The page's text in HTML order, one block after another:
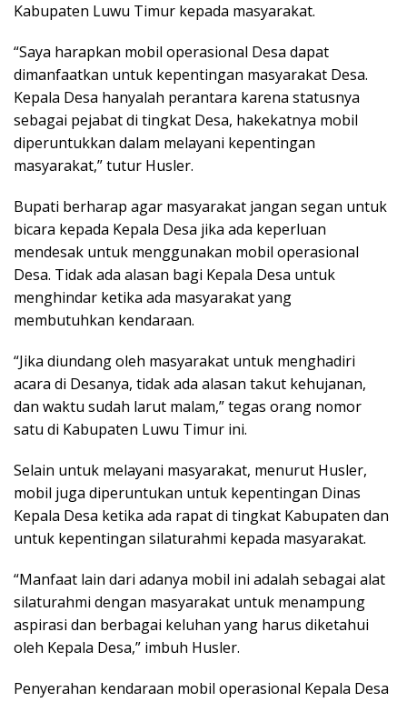
Kabupaten Luwu Timur kepada masyarakat.
“Saya harapkan mobil operasional Desa dapat
dimanfaatkan untuk kepentingan masyarakat Desa.
Kepala Desa hanyalah perantara karena statusnya
sebagai pejabat di tingkat Desa, hakekatnya mobil
diperuntukkan dalam melayani kepentingan
masyarakat,” tutur Husler.
Bupati berharap agar masyarakat jangan segan untuk
bicara kepada Kepala Desa jika ada keperluan
mendesak untuk menggunakan mobil operasional
Desa. Tidak ada alasan bagi Kepala Desa untuk
menghindar ketika ada masyarakat yang
membutuhkan kendaraan.
“Jika diundang oleh masyarakat untuk menghadiri
acara di Desanya, tidak ada alasan takut kehujanan,
dan waktu sudah larut malam,” tegas orang nomor
satu di Kabupaten Luwu Timur ini.
Selain untuk melayani masyarakat, menurut Husler,
mobil juga diperuntukan untuk kepentingan Dinas
Kepala Desa ketika ada rapat di tingkat Kabupaten dan
untuk kepentingan silaturahmi kepada masyarakat.
“Manfaat lain dari adanya mobil ini adalah sebagai alat
silaturahmi dengan masyarakat untuk menampung
aspirasi dan berbagai keluhan yang harus diketahui
oleh Kepala Desa,” imbuh Husler.
Penyerahan kendaraan mobil operasional Kepala Desa